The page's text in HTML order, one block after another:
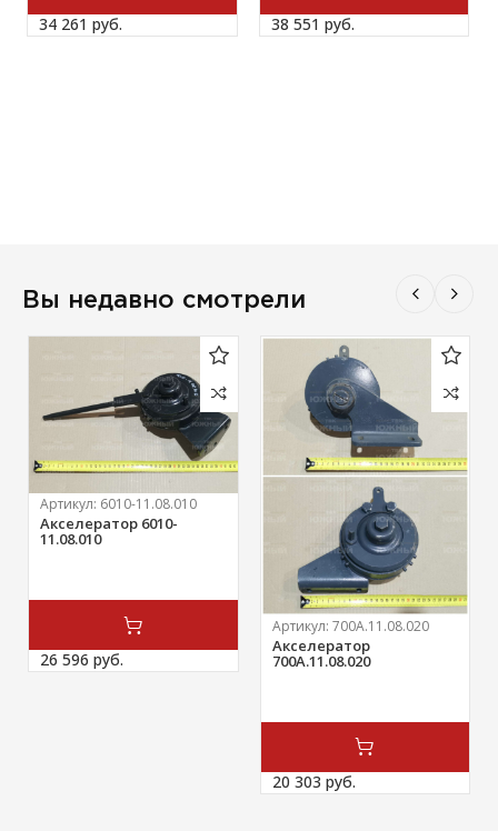
34 261 руб. 38 551 руб.
Вы недавно смотрели
Артикул: 6010-11.08.010
Акселератор 6010-
11.08.010
26 596 руб.
Артикул: 700А.11.08.020
Акселератор
700А.11.08.020
20 303 руб.